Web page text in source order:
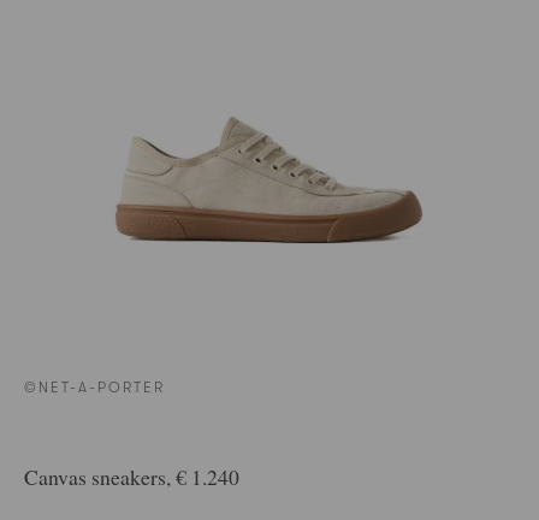
©NET-A-PORTER
Canvas sneakers, € 1.240